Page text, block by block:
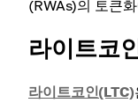
(RWAs)의 토큰
라이트코
라이트코인(LTC)